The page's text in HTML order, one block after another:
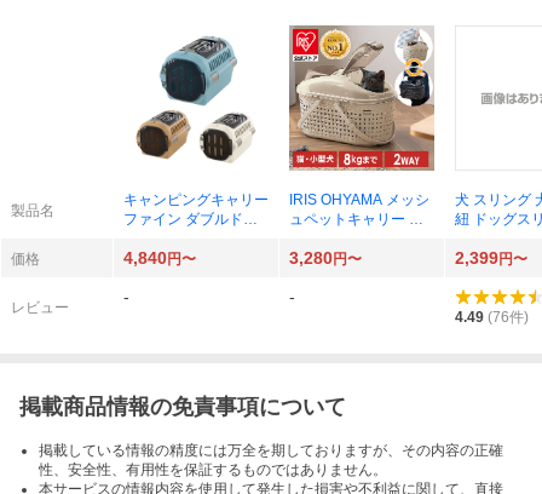
製品名
キャンピングキャリー
ファイン ダブルドア
IRIS OHYAMA メッシ
ュペットキャリー MP
犬 スリング
紐 ドッグス
ング 犬抱っ
猫 抱っこ紐
価格 4,840円〜 3,280円〜 2,399円〜
レビュー
- -
4.49 (76件)
掲載商品情報の免責事項について
掲載している情報の精度には万全を期しておりますが、その内容の正確
性、安全性、有用性を保証するものではありません。
本サービスの情報内容を使用して発生した損害や不利益に関して、直接